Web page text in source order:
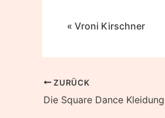
Beitragsnavigation
« Vroni Kirschner
Beitragsnavigation
ZURÜCK
Die Square Dance